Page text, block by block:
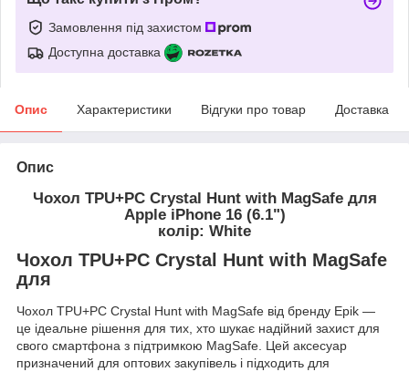
Замовлення під захистом
Доступна доставка
Опис Характеристики Відгуки про товар Доставка
Опис
Чохол TPU+PC Crystal Hunt with MagSafe для
Apple iPhone 16 (6.1")
колір: White
Чохол TPU+PC Crystal Hunt with MagSafe
для
Чохол TPU+PC Crystal Hunt with MagSafe від бренду Epik —
це ідеальне рішення для тих, хто шукає надійний захист для
свого смартфона з підтримкою MagSafe. Цей аксесуар
призначений для оптових закупівель і підходить для